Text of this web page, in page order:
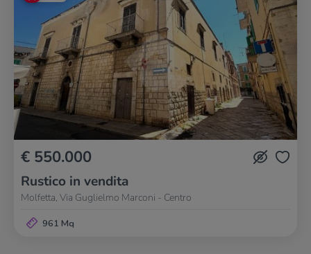
€ 550.000
Rustico in vendita
Molfetta, Via Guglielmo Marconi - Centro
961 Mq